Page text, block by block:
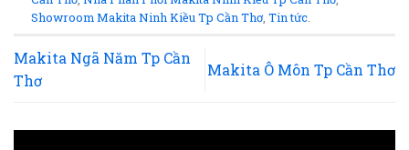
Showroom Makita Ninh Kiều Tp Cần Thơ,Tin tức.
Makita Ngã Năm Tp Cần
Thơ
Makita Ô Môn Tp Cần Thơ